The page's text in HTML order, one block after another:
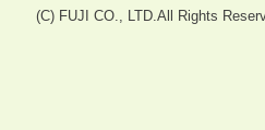
(C) FUJI CO., LTD.All Rights